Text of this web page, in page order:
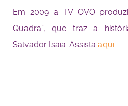
Em 2009 a TV OVO
Quadra”, que traz a
Salvador Isaia. Assista aqui